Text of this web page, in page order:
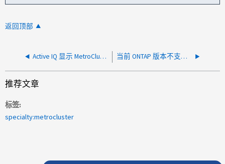
返回顶部
Active IQ 显示 MetroCluster 检查的风险 当前 ONTAP 版本不支持 ATTO FibreBridge 上的固件
推荐文章
标签
specialty:metrocluster